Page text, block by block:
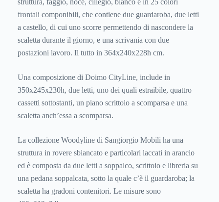
struttura, faggio, noce, ciliegio, bianco e in 25 colori
frontali componibili, che contiene due guardaroba, due letti
a castello, di cui uno scorre permettendo di nascondere la
scaletta durante il giorno, e una scrivania con due
postazioni lavoro. Il tutto in 364x240x228h cm.
Una composizione di Doimo CityLine, include in
350x245x230h, due letti, uno dei quali estraibile, quattro
cassetti sottostanti, un piano scrittoio a scomparsa e una
scaletta anch’essa a scomparsa.
La collezione Woodyline di Sangiorgio Mobili ha una
struttura in rovere sbiancato e particolari laccati in arancio
ed è composta da due letti a soppalco, scrittoio e libreria su
una pedana soppalcata, sotto la quale c’è il guardaroba; la
scaletta ha gradoni contenitori. Le misure sono